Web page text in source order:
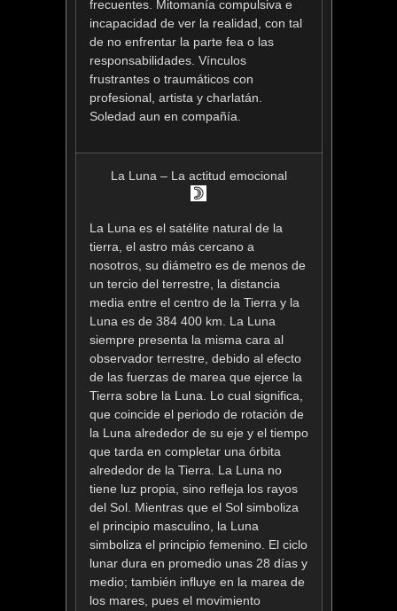
frecuentes. Mitomanía compulsiva e
incapacidad de ver la realidad, con tal
de no enfrentar la parte fea o las
responsabilidades. Vínculos
frustrantes o traumáticos con
profesional, artista y charlatán.
Soledad aun en compañía.
La Luna – La actitud emocional
La Luna es el satélite natural de la
tierra, el astro más cercano a
nosotros, su diámetro es de menos de
un tercio del terrestre, la distancia
media entre el centro de la Tierra y la
Luna es de 384 400 km. La Luna
siempre presenta la misma cara al
observador terrestre, debido al efecto
de las fuerzas de marea que ejerce la
Tierra sobre la Luna. Lo cual significa,
que coincide el periodo de rotación de
la Luna alrededor de su eje y el tiempo
que tarda en completar una órbita
alrededor de la Tierra. La Luna no
tiene luz propia, sino refleja los rayos
del Sol. Mientras que el Sol simboliza
el principio masculino, la Luna
simboliza el principio femenino. El ciclo
lunar dura en promedio unas 28 días y
medio; también influye en la marea de
los mares, pues el movimiento